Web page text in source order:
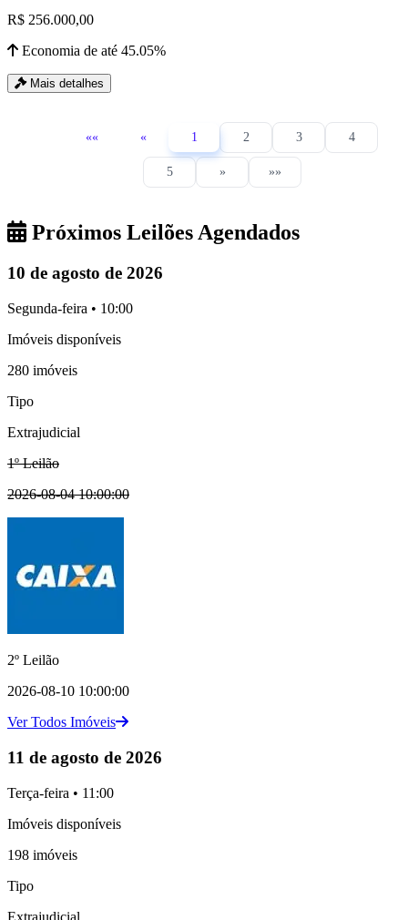
R$ 256.000,00
Economia de até 45.05%
Mais detalhes
«« « 1 2 3 4
5 » »»
Próximos Leilões Agendados
10 de agosto de 2026
Segunda-feira • 10:00
Imóveis disponíveis
280 imóveis
Tipo
Extrajudicial
1º Leilão
2026-08-04 10:00:00
2º Leilão
2026-08-10 10:00:00
Ver Todos Imóveis
11 de agosto de 2026
Terça-feira • 11:00
Imóveis disponíveis
198 imóveis
Tipo
Extrajudicial